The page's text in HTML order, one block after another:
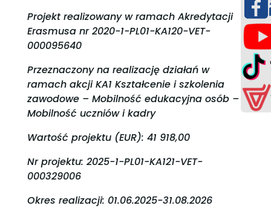
Projekt realizowany w ramach Akredytacji
Erasmusa nr 2020-1-PL01-KA120-VET-
000095640
Przeznaczony na realizację działań w
ramach akcji KA1 Kształcenie i szkolenia
zawodowe – Mobilność edukacyjna osób –
Mobilność uczniów i kadry
Wartość projektu (EUR): 41 918,00
Nr projektu: 2025-1-PL01-KA121-VET-
000329006
Okres realizacji: 01.06.2025-31.08.2026